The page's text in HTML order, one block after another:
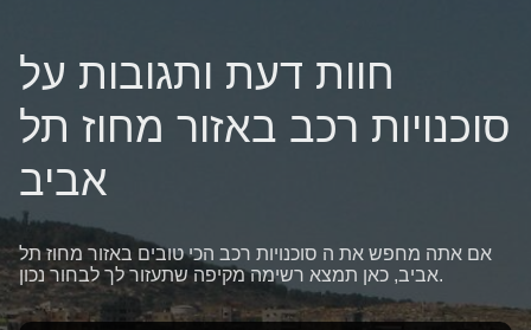
חוות דעת ותגובות על
סוכנויות רכב באזור מחוז תל
אביב
אם אתה מחפש את ה סוכנויות רכב הכי טובים באזור מחוז תל
אביב, כאן תמצא רשימה מקיפה שתעזור לך לבחור נכון.